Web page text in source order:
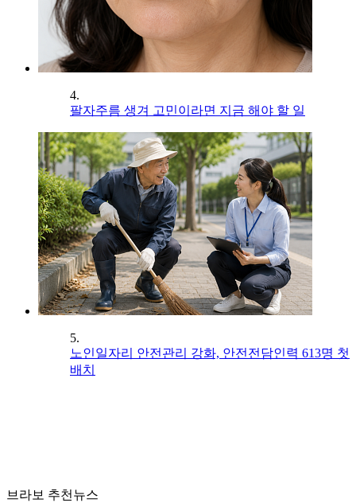
4.
팔자주름 생겨 고민이라면 지금 해야 할 일
5.
노인일자리 안전관리 강화, 안전전담인력 613명 첫
배치
브라보 추천뉴스